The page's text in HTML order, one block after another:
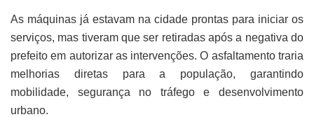
As máquinas já estavam na cidade prontas para iniciar os
serviços, mas tiveram que ser retiradas após a negativa do
prefeito em autorizar as intervenções. O asfaltamento traria
melhorias diretas para a população, garantindo
mobilidade, segurança no tráfego e desenvolvimento
urbano.